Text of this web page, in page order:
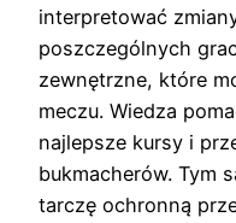
interpretować
poszczególnych
zewnętrzne, które
meczu. Wiedza
najlepsze kursy i
bukmacherów. Tym
tarczę ochronną